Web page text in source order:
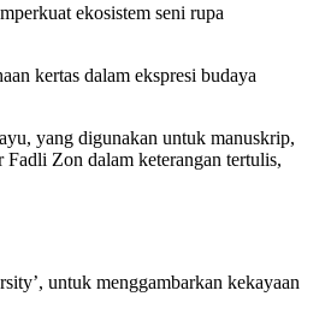
ekosistem seni rupa
kertas dalam ekspresi budaya
yang digunakan untuk manuskrip,
Zon dalam keterangan tertulis,
untuk menggambarkan kekayaan